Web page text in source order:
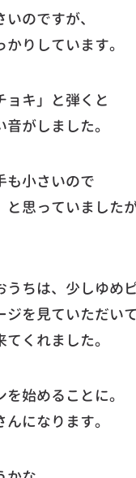
のですが、
りしています。
ョキ」と弾くと
がしました。
も小さいので
と思っていました
ちは、少しゆめ
を見ていただい
くれました。
始めることに。
になります。